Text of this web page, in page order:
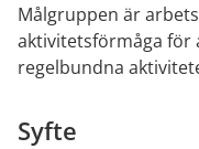
Målgruppen är
aktivitetsförmåga för
regelbundna
Syfte